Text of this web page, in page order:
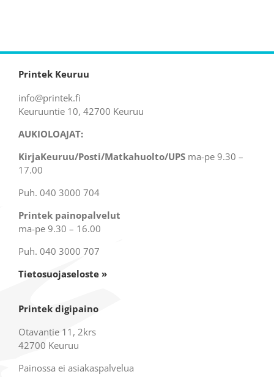
Printek Keuruu
info@printek.fi
Keuruuntie 10, 42700 Keuruu
AUKIOLOAJAT:
KirjaKeuruu/Posti/Matkahuolto/UPSma-pe 9.30 –
17.00
Puh. 040 3000 704
Printek painopalvelut
ma-pe 9.30 – 16.00
Puh. 040 3000 707
Tietosuojaseloste »
Printek digipaino
Otavantie 11, 2krs
42700 Keuruu
Painossa ei asiakaspalvelua